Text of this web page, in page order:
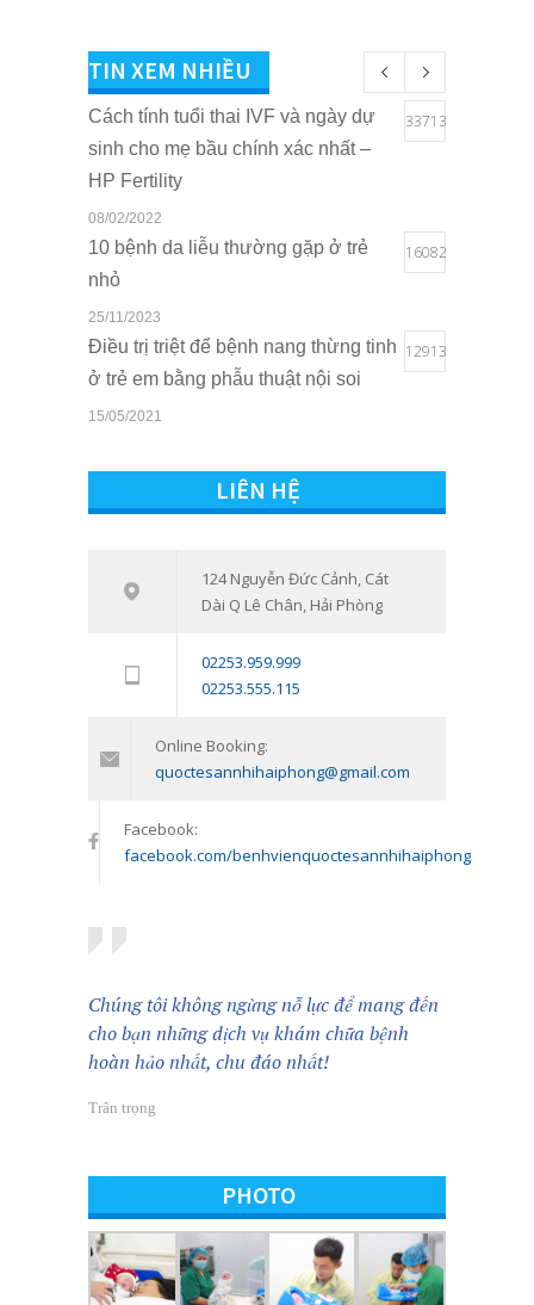
TIN XEM NHIỀU
Cách tính tuổi thai IVF và ngày dự
sinh cho mẹ bầu chính xác nhất –
HP Fertility
33713
08/02/2022
10 bệnh da liễu thường gặp ở trẻ
nhỏ
16082
25/11/2023
Điều trị triệt để bệnh nang thừng tinh
ở trẻ em bằng phẫu thuật nội soi
12913
15/05/2021
BHYT tại Bệnh viện Quốc tế Sản
Nhi Hải Phòng
Tham vấn – Trị liệu tâm lý trẻ em và
trẻ vị thành niên: Đồng hành cùng
tâm lý
LIÊN HỆ
124 Nguyễn Đức Cảnh, Cát
Dài Q Lê Chân, Hải Phòng
02253.959.999
02253.555.115
Online Booking:
quoctesannhihaiphong@gmail.com
Facebook:
facebook.com/benhvienquoctesannhihaiphong
Chúng tôi không ngừng nỗ lực để mang đến
cho bạn những dịch vụ khám chữa bệnh
hoàn hảo nhất, chu đáo nhất!
Trân trọng
PHOTO